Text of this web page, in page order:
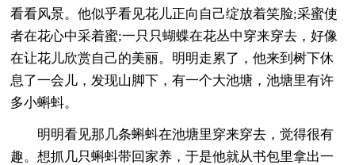
看看风景。他似乎看见花儿正向自己绽放着笑脸;采蜜使
者在花心中采着蜜;一只只蝴蝶在花丛中穿来穿去，好像
在让花儿欣赏自己的美丽。明明走累了，他来到树下休
息了一会儿，发现山脚下，有一个大池塘，池塘里有许
多小蝌蚪。
明明看见那几条蝌蚪在池塘里穿来穿去，觉得很有
趣。想抓几只蝌蚪带回家养，于是他就从书包里拿出一